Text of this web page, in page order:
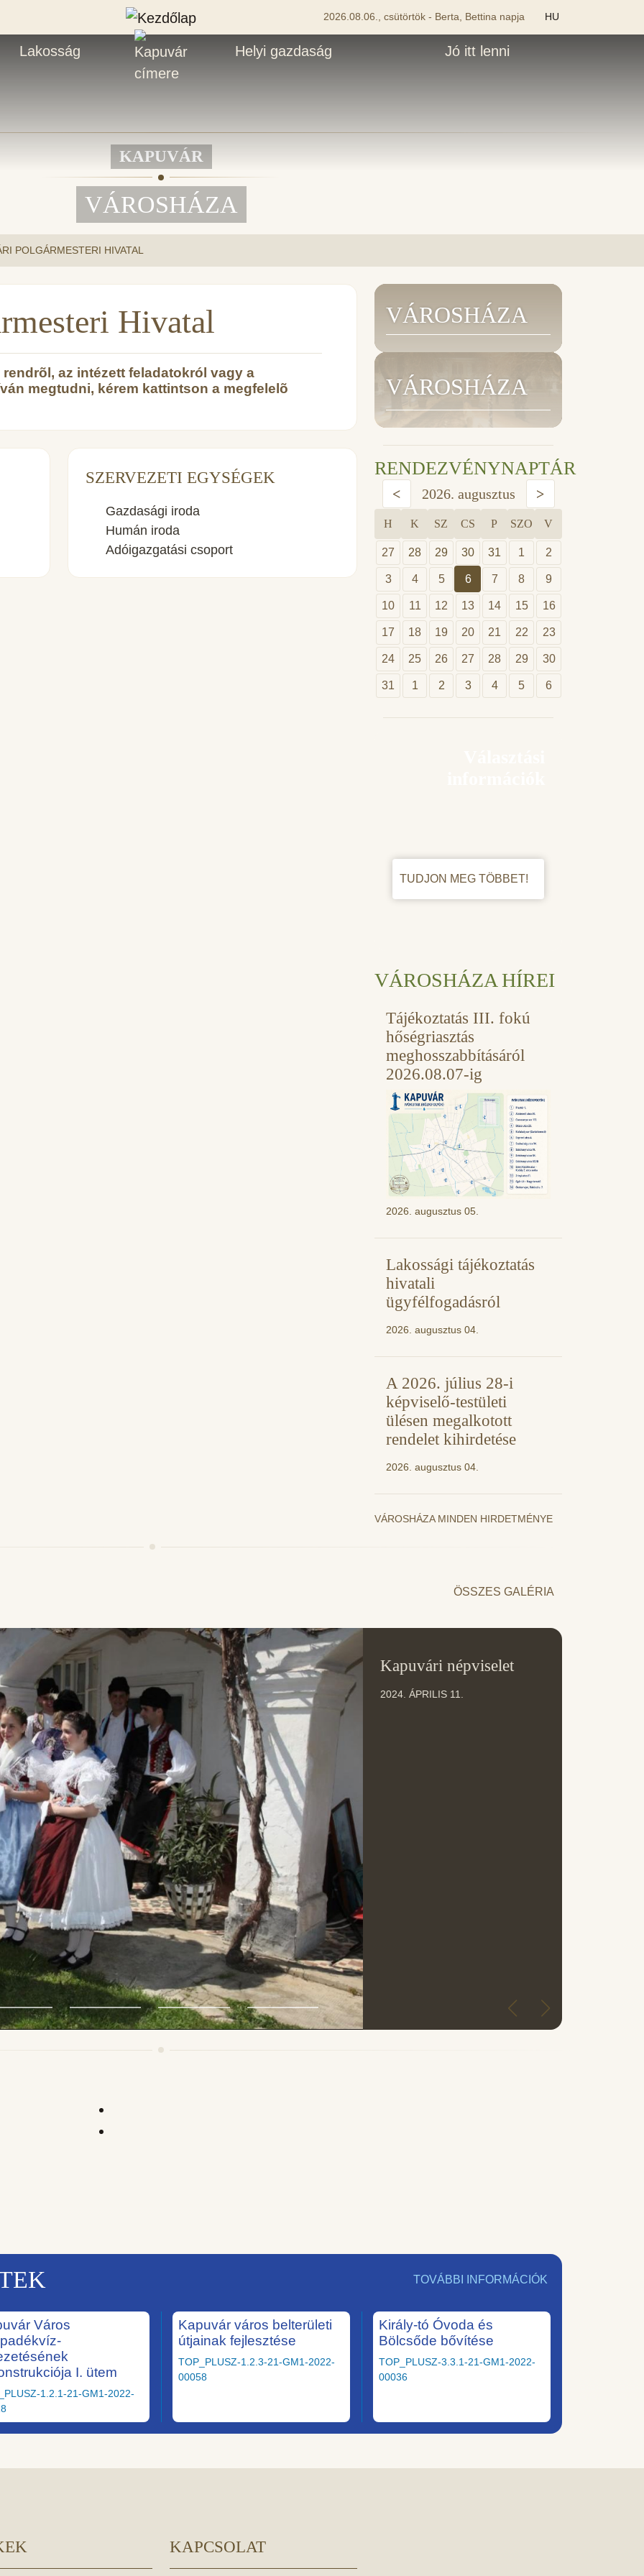
2026.08.06., csütörtök - Berta, Bettina napja HU
Lakosság Helyi gazdaság Jó itt lenni
KAPUVÁR
VÁROSHÁZA
POLGÁRMESTERI HIVATAL
Hivatal
az intézett feladatokról vagy a
megtudni, kérem kattintson a megfelelõ
SZERVEZETI EGYSÉGEK
Gazdasági iroda
Humán iroda
Adóigazgatási csoport
VÁROSHÁZA
VÁROSHÁZA
RENDEZVÉNYNAPTÁR
< 2026. augusztus >
H K SZ CS P SZO V
27 28 29 30 31 1 2
3 4 5 6 7 8 9
10 11 12 13 14 15 16
17 18 19 20 21 22 23
24 25 26 27 28 29 30
31 1 2 3 4 5 6
TUDJON MEG TÖBBET!
VÁROSHÁZA HÍREI
Tájékoztatás III. fokú
hőségriasztás
meghosszabbításáról
2026.08.07-ig
2026. augusztus 05.
Lakossági tájékoztatás
hivatali
ügyfélfogadásról
2026. augusztus 04.
A 2026. július 28-i
képviselő-testületi
ülésen megalkotott
rendelet kihirdetése
2026. augusztus 04.
VÁROSHÁZA MINDEN HIRDETMÉNYE
ÖSSZES GALÉRIA
Kapuvári népviselet
2024. ÁPRILIS 11.
TOVÁBBI INFORMÁCIÓK
Város
I. ütem
1.2.1-21-GM1-2022-
Kapuvár város belterületi
útjainak fejlesztése
TOP_PLUSZ-1.2.3-21-GM1-2022-
00058
Király-tó Óvoda és
Bölcsőde bővítése
TOP_PLUSZ-3.3.1-21-GM1-2022-
00036
KAPCSOLAT